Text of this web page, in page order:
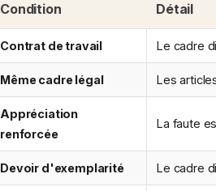
Condition Détail
Contrat de travail Le cadre
Même cadre légal Les
Appréciation
renforcée
La faute
Devoir d'exemplarité Le cadre